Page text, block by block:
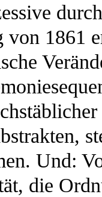
1861
Und:
die